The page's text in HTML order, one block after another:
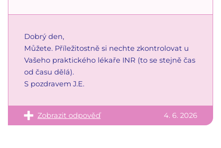
Dobrý den,
Můžete. Příležitostně si nechte zkontrolovat u
Vašeho praktického lékaře INR (to se stejně čas
od času dělá).
S pozdravem J.E.
Zobrazit odpověď 4. 6. 2026